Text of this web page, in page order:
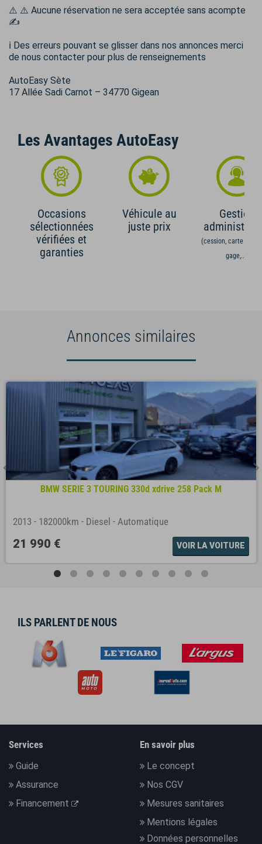
⚠️ ⚠️ Aucune réservation ne sera acceptée sans acompte
✍
ℹ️ Des erreurs pouvant se glisser dans nos annonces merci
de nous contacter pour plus de renseignements
AutoEasy Sète
17 Allée Sadi Carnot – 34770 Gigean
Les Avantages AutoEasy
Occasions
sélectionnées
vérifiées et
garanties
Véhicule au
juste prix
Gestion
(cession, carte grise,
gage,...)
Annonces similaires
BMW SERIE 3 TOURING 330d xdrive 258 Pack M
2013 - 182000km - Diesel - Automatique
21 990 € VOIR LA VOITURE
ILS PARLENT DE NOUS
Services
Guide
Assurance
Financement
En savoir plus
Le concept
Nos CGV
Mesures sanitaires
Mentions légales
Données personnelles